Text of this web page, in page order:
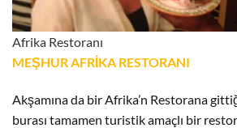
Afrika Restoranı
MEŞHUR AFRİKA RESTORANI
Akşamına da bir Afrika’n Restorana
burası tamamen turistik amaçlı bir